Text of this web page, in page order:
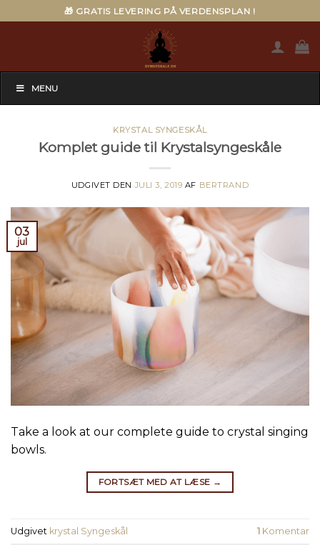
to
🎁 GRATIS LEVERING PÅ VERDENSPLAN !
MENU
KRYSTAL SYNGESKÅL
Komplet guide til Krystalsyngeskåle
UDGIVET DENJULI 3, 2019 AF BERTRAND
03
jul
Take a look at our complete guide to crystal singing
bowls.
FORTSÆT MED AT LÆSE →
Udgivet krystal Syngeskål 1 Komentar